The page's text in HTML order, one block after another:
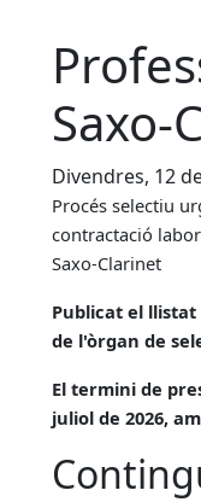
Saxo-
Divendres, 12
Procés selectiu
contractació
Saxo-Clarinet
Publicat el llistat
de l'òrgan de
El termini de
juliol de 2026,